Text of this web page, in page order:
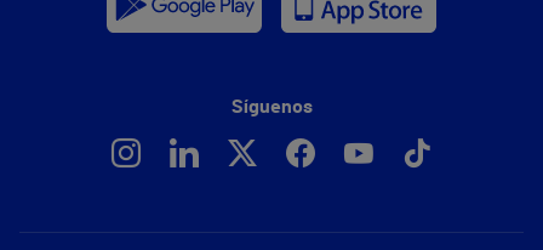
Síguenos